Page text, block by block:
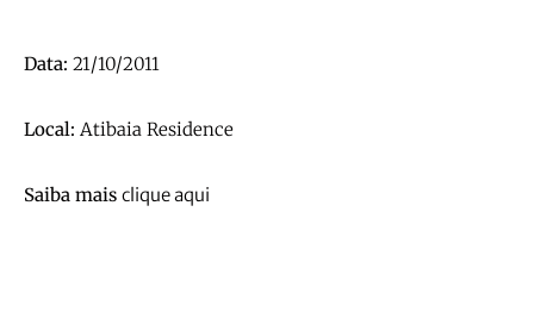
Data: 21/10/2011
Local: Atibaia Residence
Saiba mais clique aqui